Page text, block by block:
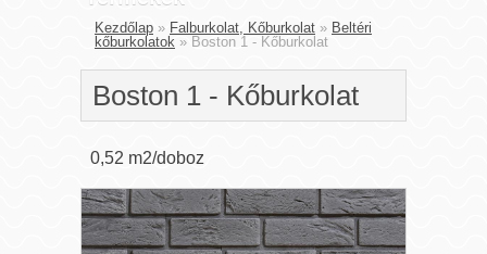
Kezdőlap » Falburkolat, Kőburkolat » Beltéri
kőburkolatok » Boston 1 - Kőburkolat
Boston 1 - Kőburkolat
0,52 m2/doboz